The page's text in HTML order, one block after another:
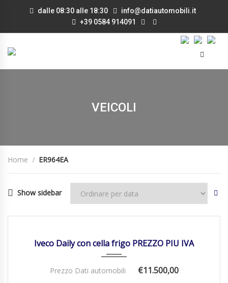
dalle 08:30 alle 18:30
info@datiautomobili.it
+39 0584 914091
VEICOLI
Home ER964EA
Show sidebar
Iveco Daily con cella frigo PREZZO PIU IVA
Prezzo Dati automobili €11.500,00